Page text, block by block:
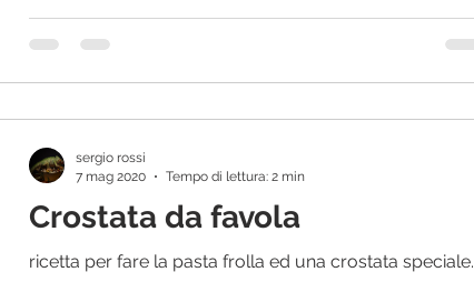
Crostata da favola
ricetta per fare la pasta frolla ed una crostata speciale.
sergio rossi
7 mag 2020
Tempo di lettura: 2 min